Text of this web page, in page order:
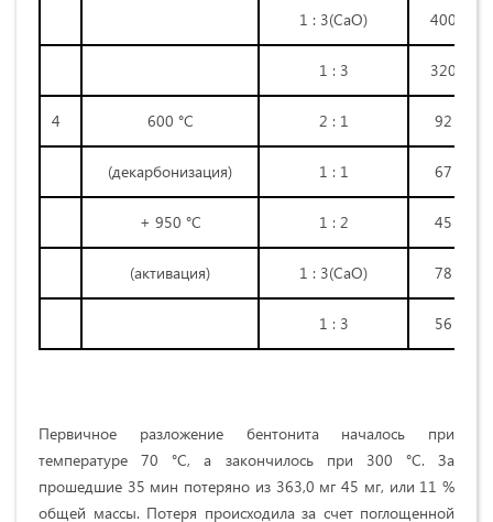
1 : 3(СаО) 400
1 : 3 320
4 600 °С 2 : 1 92
(декарбонизация) 1 : 1 67
+ 950 °С 1 : 2 45
(активация) 1 : 3(СаО) 78
1 : 3 56
Первичное разложение бентонита началось при
температуре 70 °С, а закончилось при 300 °С. За
прошедшие 35 мин потеряно из 363,0 мг 45 мг, или 11 %
общей массы. Потеря происходила за счет поглощенной